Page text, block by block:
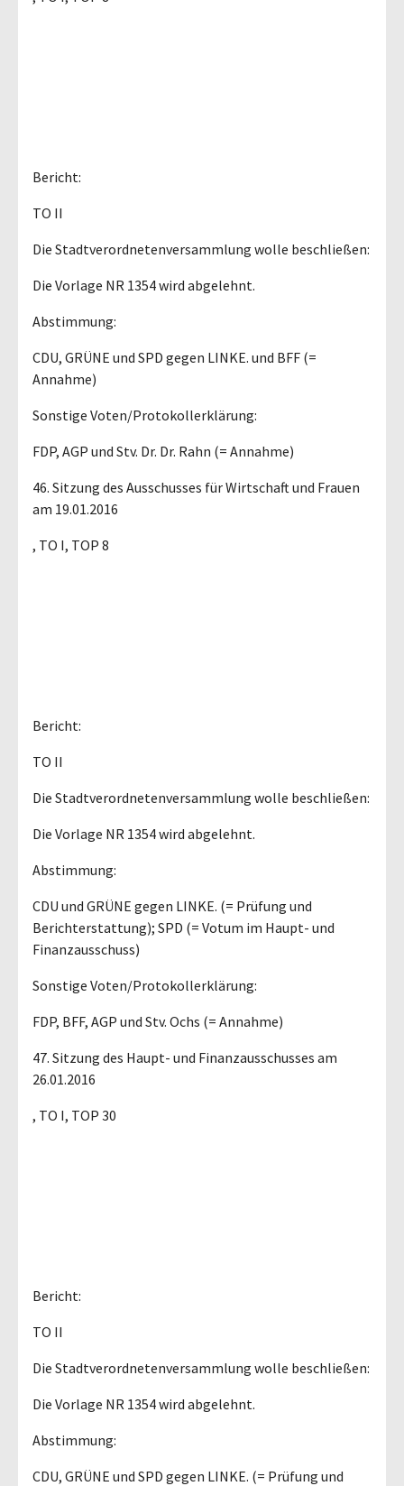
Bericht:
TO II
Die Stadtverordnetenversammlung wolle beschließen:
Die Vorlage NR 1354 wird abgelehnt.
Abstimmung:
CDU, GRÜNE und SPD gegen LINKE. und BFF (=
Annahme)
Sonstige Voten/Protokollerklärung:
FDP, AGP und Stv. Dr. Dr. Rahn (= Annahme)
46. Sitzung des Ausschusses für Wirtschaft und Frauen
am 19.01.2016
, TO I, TOP 8
Bericht:
TO II
Die Stadtverordnetenversammlung wolle beschließen:
Die Vorlage NR 1354 wird abgelehnt.
Abstimmung:
CDU und GRÜNE gegen LINKE. (= Prüfung und
Berichterstattung); SPD (= Votum im Haupt- und
Finanzausschuss)
Sonstige Voten/Protokollerklärung:
FDP, BFF, AGP und Stv. Ochs (= Annahme)
47. Sitzung des Haupt- und Finanzausschusses am
26.01.2016
, TO I, TOP 30
Bericht:
TO II
Die Stadtverordnetenversammlung wolle beschließen:
Die Vorlage NR 1354 wird abgelehnt.
Abstimmung:
CDU, GRÜNE und SPD gegen LINKE. (= Prüfung und